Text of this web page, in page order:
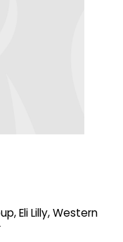
Eli Lilly, Western